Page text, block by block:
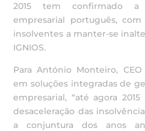
2015 tem confirmado
empresarial português,
insolventes a manter-se
IGNIOS.
Para António Monteiro,
em soluções integradas de
empresarial, “até agora
desaceleração das
a conjuntura dos anos